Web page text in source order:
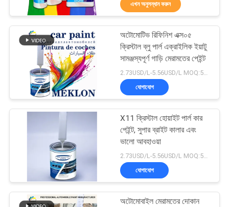
সাইট
ম্যাপ
গোপনীয়তা
কার পার্ল পেইন্ট
37
ধাতব সিলভার কার পেইন্ট
22
এখন অনুসন্ধান করুন
অটোমোটিভ রিফিনিশ এক্স০৫
ক্রিস্টাল ব্লু পার্ল এক্রাইলিক ইয়াটু
সামঞ্জস্যপূর্ণ গাড়ি মেরামতের পেইন্ট
যোগাযোগ
X11 ক্রিস্টাল হোয়াইট পার্ল কার
পেইন্ট, সুপার ব্রাইট কালার এবং
ভালো আবহাওয়া
যোগাযোগ
অটোমোবাইল মেরামতের দোকান